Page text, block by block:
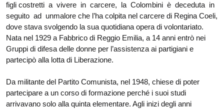
figli costretti a vivere in carcere, la Colombini è deceduta in
seguito ad unmalore che l’ha colpita nel carcere di Regina Coeli,
dove stava svolgendo la sua quotidiana opera di volontariato.
Nata nel 1929 a Fabbrico di Reggio Emilia, a 14 anni entrò nei
Gruppi di difesa delle donne per l’assistenza ai partigiani e
partecipò alla lotta di Liberazione.
Da militante del Partito Comunista, nel 1948, chiese di poter
partecipare a un corso di formazione perché i suoi studi
arrivavano solo alla quinta elementare. Agli inizi degli anni